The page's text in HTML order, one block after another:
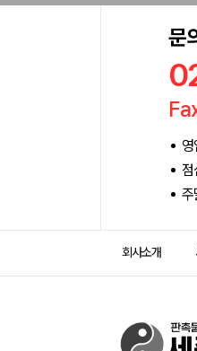
문
주
회사소개